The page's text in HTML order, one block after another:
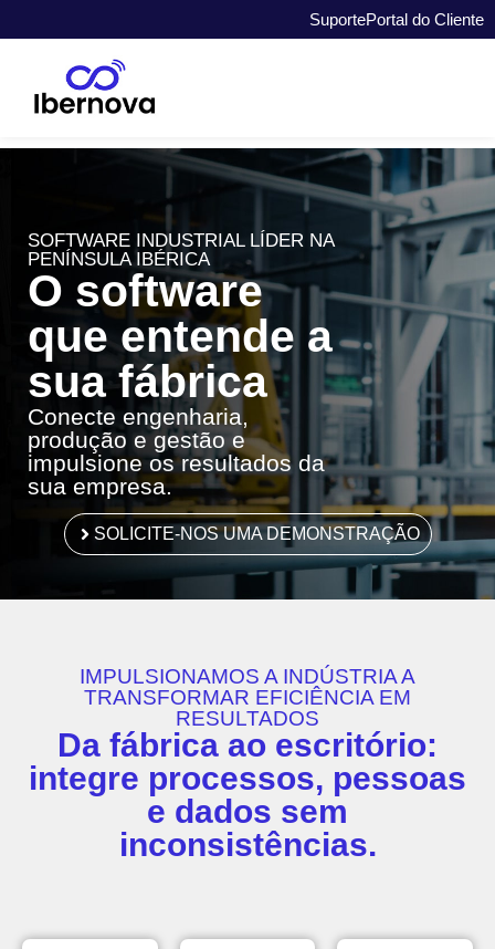
SuportePortal do Cliente
SOFTWARE INDUSTRIAL LÍDER NA
PENÍNSULA IBÉRICA
O software
que entende a
sua fábrica
Conecte engenharia,
produção e gestão e
impulsione os resultados da
sua empresa.
SOLICITE-NOS UMA DEMONSTRAÇÃO
IMPULSIONAMOS A INDÚSTRIA A
TRANSFORMAR EFICIÊNCIA EM
RESULTADOS
Da fábrica ao escritório:
integre processos, pessoas
e dados sem
inconsistências.